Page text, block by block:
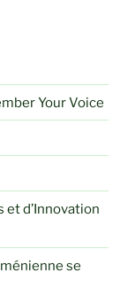
Your Voice
et d’Innovation
se